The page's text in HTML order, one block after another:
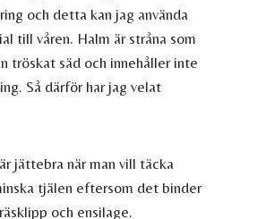
och detta kan jag använda
till våren. Halm är stråna som
tröskat säd och innehåller inte
Så därför har jag velat
jättebra när man vill täcka
tjälen eftersom det binder
och ensilage.